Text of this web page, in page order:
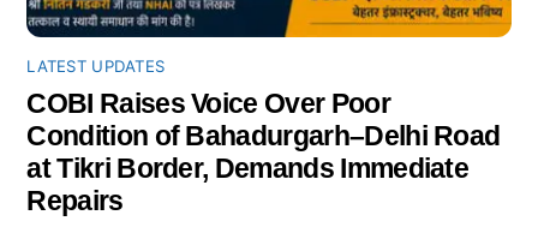
LATEST UPDATES
COBI Raises Voice Over Poor
Condition of Bahadurgarh–Delhi Road
at Tikri Border, Demands Immediate
Repairs